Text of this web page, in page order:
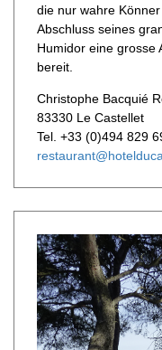
die nur wahre
Abschluss seines
Humidor eine grosse
bereit.
Christophe Bacquié
83330 Le Castellet
Tel. +33 (0)494 829